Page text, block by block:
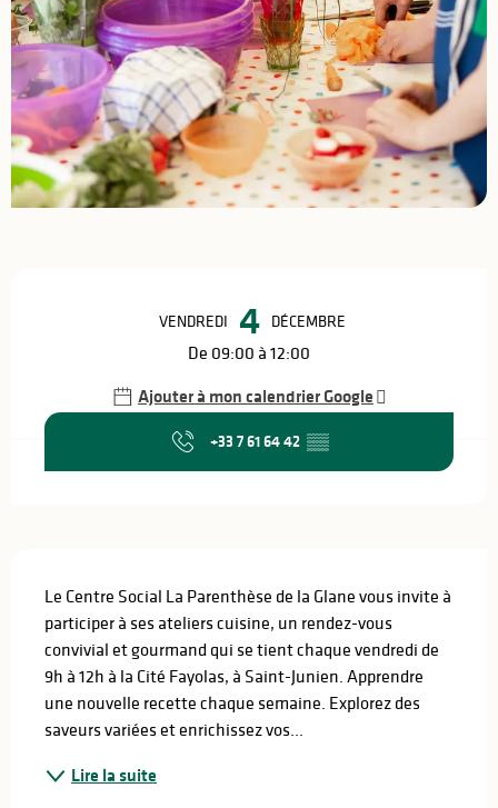
VENDREDI 4 DÉCEMBRE
De 09:00 à 12:00
Ajouter à mon calendrier Google
+33 7 61 64 42 ▒▒
Le Centre Social La Parenthèse de la Glane vous invite à
participer à ses ateliers cuisine, un rendez-vous
convivial et gourmand qui se tient chaque vendredi de
9h à 12h à la Cité Fayolas, à Saint-Junien. Apprendre
une nouvelle recette chaque semaine. Explorez des
saveurs variées et enrichissez vos...
Lire la suite